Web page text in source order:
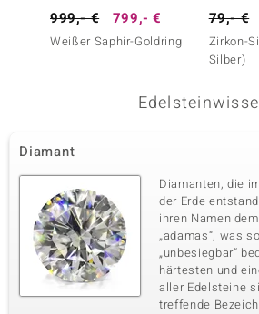
999,- € 799,- €
Weißer Saphir-Goldring
79,- €
Zirkon-
Silber)
Diamant
Diamanten, die
der Erde
ihren Namen
„adamas“, was
„unbesiegbar“
härtesten und
aller Edelsteine
treffende